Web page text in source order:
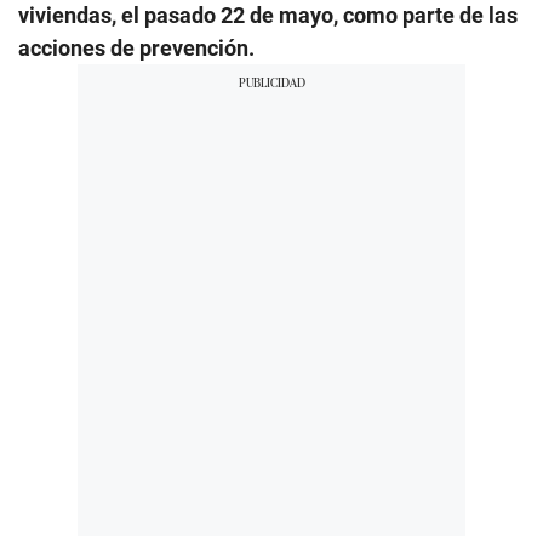
viviendas, el pasado 22 de mayo, como parte de las
acciones de prevención.